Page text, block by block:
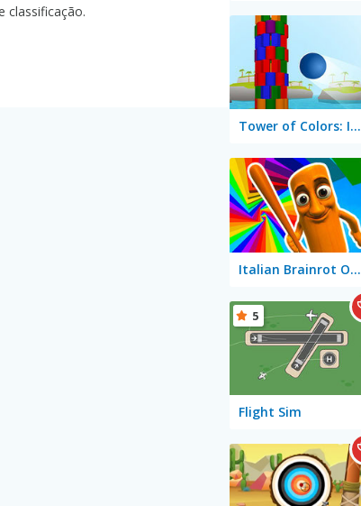
classificação.
Tower of Colors: Island Edition
Italian Brainrot Obby Parkour
Flight Sim
5